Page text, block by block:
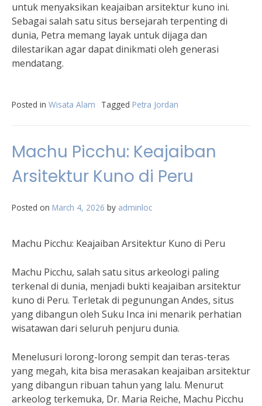
untuk menyaksikan keajaiban arsitektur kuno ini.
Sebagai salah satu situs bersejarah terpenting di
dunia, Petra memang layak untuk dijaga dan
dilestarikan agar dapat dinikmati oleh generasi
mendatang.
Posted in Wisata Alam Tagged Petra Jordan
Machu Picchu: Keajaiban
Arsitektur Kuno di Peru
Posted on March 4, 2026 by adminloc
Machu Picchu: Keajaiban Arsitektur Kuno di Peru
Machu Picchu, salah satu situs arkeologi paling
terkenal di dunia, menjadi bukti keajaiban arsitektur
kuno di Peru. Terletak di pegunungan Andes, situs
yang dibangun oleh Suku Inca ini menarik perhatian
wisatawan dari seluruh penjuru dunia.
Menelusuri lorong-lorong sempit dan teras-teras
yang megah, kita bisa merasakan keajaiban arsitektur
yang dibangun ribuan tahun yang lalu. Menurut
arkeolog terkemuka, Dr. Maria Reiche, Machu Picchu